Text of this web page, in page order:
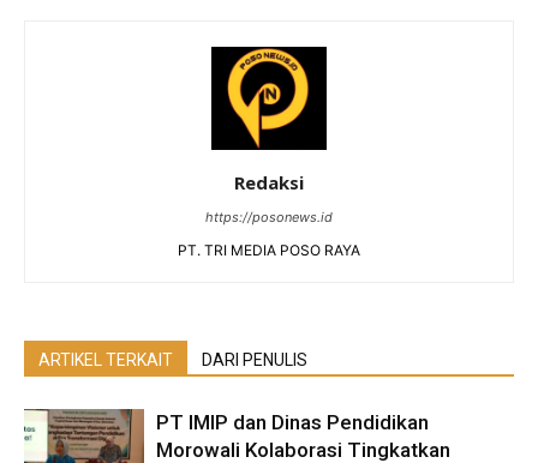
Redaksi
https://posonews.id
PT. TRI MEDIA POSO RAYA
ARTIKEL TERKAIT DARI PENULIS
PT IMIP dan Dinas Pendidikan
Morowali Kolaborasi Tingkatkan